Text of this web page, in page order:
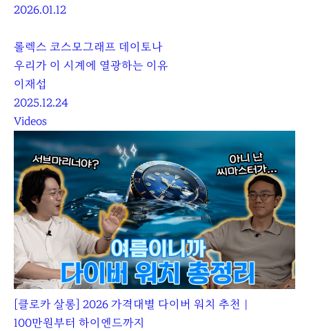
2026.01.12
롤렉스 코스모그래프 데이토나
우리가 이 시계에 열광하는 이유
이재섭
2025.12.24
Videos
[클로카 살롱] 2026 가격대별 다이버 워치 추천｜
100만원부터 하이엔드까지